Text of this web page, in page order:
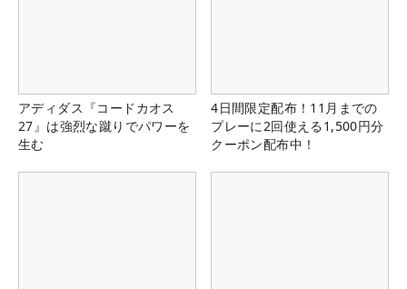
アディダス『コードカオス
27』は強烈な蹴りでパワーを
生む
4日間限定配布！11月までの
プレーに2回使える1,500円分
クーポン配布中！